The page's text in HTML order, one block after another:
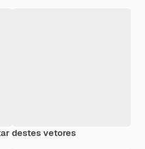
destes vetores